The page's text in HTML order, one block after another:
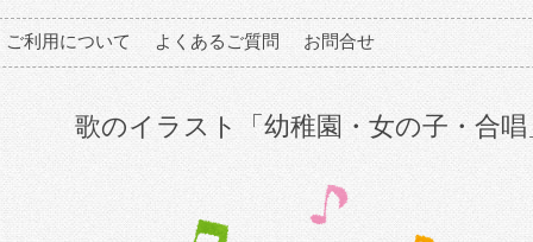
ご利用について よくあるご質問 お問合せ
歌のイラスト「幼稚園・女の子・合唱